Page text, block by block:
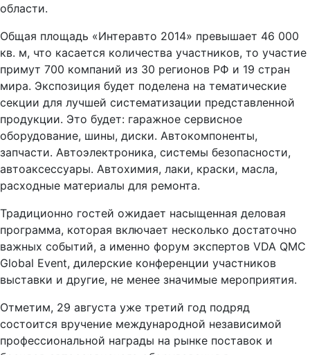
области.
Общая площадь «Интеравто 2014» превышает 46 000
кв. м, что касается количества участников, то участие
примут 700 компаний из 30 регионов РФ и 19 стран
мира. Экспозиция будет поделена на тематические
секции для лучшей систематизации представленной
продукции. Это будет: гаражное сервисное
оборудование, шины, диски. Автокомпоненты,
запчасти. Автоэлектроника, системы безопасности,
автоаксессуары. Автохимия, лаки, краски, масла,
расходные материалы для ремонта.
Традиционно гостей ожидает насыщенная деловая
программа, которая включает несколько достаточно
важных событий, а именно форум экспертов VDA QMC
Global Event, дилерские конференции участников
выставки и другие, не менее значимые мероприятия.
Отметим, 29 августа уже третий год подряд
состоится вручение международной независимой
профессиональной награды на рынке поставок и